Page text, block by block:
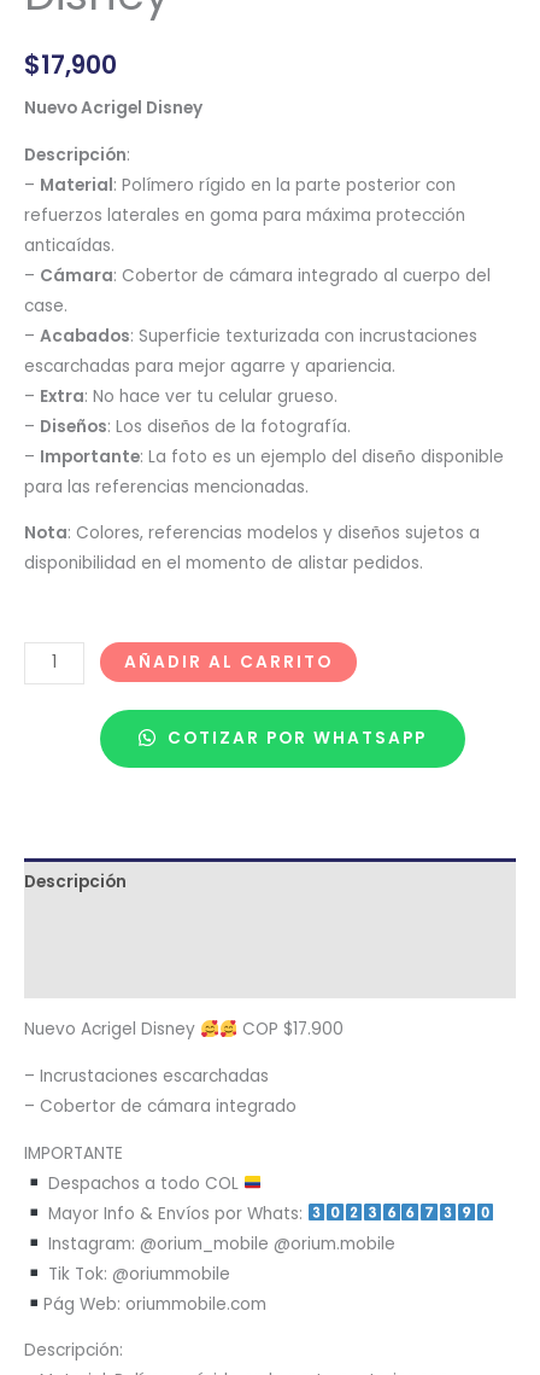
$17,900
Nuevo Acrigel Disney
Descripción:
– Material: Polímero rígido en la parte posterior con
refuerzos laterales en goma para máxima protección
anticaídas.
– Cámara: Cobertor de cámara integrado al cuerpo del
case.
– Acabados: Superficie texturizada con incrustaciones
escarchadas para mejor agarre y apariencia.
– Extra: No hace ver tu celular grueso.
– Diseños: Los diseños de la fotografía.
– Importante: La foto es un ejemplo del diseño disponible
para las referencias mencionadas.
Nota: Colores, referencias modelos y diseños sujetos a
disponibilidad en el momento de alistar pedidos.
AÑADIR AL CARRITO
COTIZAR POR WHATSAPP
Descripción
Nuevo Acrigel Disney COP $17.900
– Incrustaciones escarchadas
– Cobertor de cámara integrado
IMPORTANTE
Despachos a todo COL
Mayor Info & Envíos por Whats:
Instagram: @orium_mobile @orium.mobile
Tik Tok: @oriummobile
Pág Web: oriummobile.com
Descripción: